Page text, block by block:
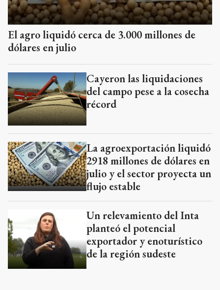
El agro liquidó cerca de 3.000 millones de
dólares en julio
Cayeron las liquidaciones
del campo pese a la cosecha
récord
La agroexportación liquidó
2918 millones de dólares en
julio y el sector proyecta un
flujo estable
Un relevamiento del Inta
planteó el potencial
exportador y enoturístico
de la región sudeste